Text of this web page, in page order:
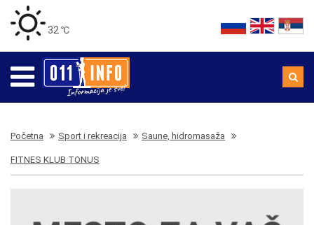
32 ℃
Početna Sport i rekreacija Saune, hidromasaža
FITNES KLUB TONUS